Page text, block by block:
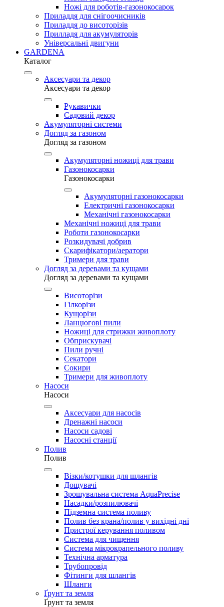
Ножі для роботів-газонокосарок
Приладдя для снігоочисників
Приладдя до висоторізів
Прилладя для акумуляторів
Універсальні двигуни
GARDENA
Каталог
Аксесуари та декор
Аксесуари та декор
Рукавички
Садовий декор
Акумуляторні системи
Догляд за газоном
Догляд за газоном
Акумуляторні ножиці для трави
Газонокосарки
Газонокосарки
Акумуляторні газонокосарки
Електричні газонокосарки
Механічні газонокосарки
Механічні ножиці для трави
Роботи газонокосарки
Розкидувачі добрив
Скарифікатори/аератори
Тримери для трави
Догляд за деревами та кущами
Догляд за деревами та кущами
Висоторізи
Гілкорізи
Кущорізи
Ланцюгові пили
Ножиці для стрижки живоплоту
Обприскувачі
Пили ручні
Секатори
Сокири
Тримери для живоплоту
Насоси
Насоси
Аксесуари для насосів
Дренажні насоси
Насоси садові
Насосні станції
Полив
Полив
Візки/котушки для шлангів
Дощувачі
Зрошувальна система AquaPrecise
Насадки/розпилювачі
Підземна система поливу
Полив без крана/полив у вихідні дні
Пристрої керування поливом
Система для чищення
Система мікрокрапельного поливу
Технічна арматура
Трубопровід
Фітинги для шлангів
Шланги
Ґрунт та земля
Ґрунт та земля